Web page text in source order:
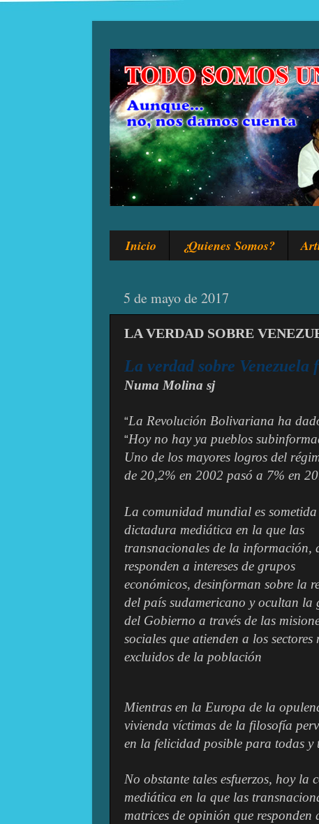
Inicio ¿Quienes Somos?
5 de mayo de 2017
LA VERDAD SOBRE
La verdad sobre
Numa Molina sj
“La Revolución Bolivariana ha
“Hoy no hay ya pueblos
Uno de los mayores logros del
de 20,2% en 2002 pasó a 7% en
La comunidad mundial es
dictadura mediática en la que las
transnacionales de la información,
responden a intereses de grupos
económicos, desinforman sobre la
del país sudamericano y ocultan la
del Gobierno a través de las
sociales que atienden a los sectores
excluidos de la población
Mientras en la Europa de la
vivienda víctimas de la filosofía
en la felicidad posible para todas y
No obstante tales esfuerzos, hoy
mediática en la que las
matrices de opinión que responden